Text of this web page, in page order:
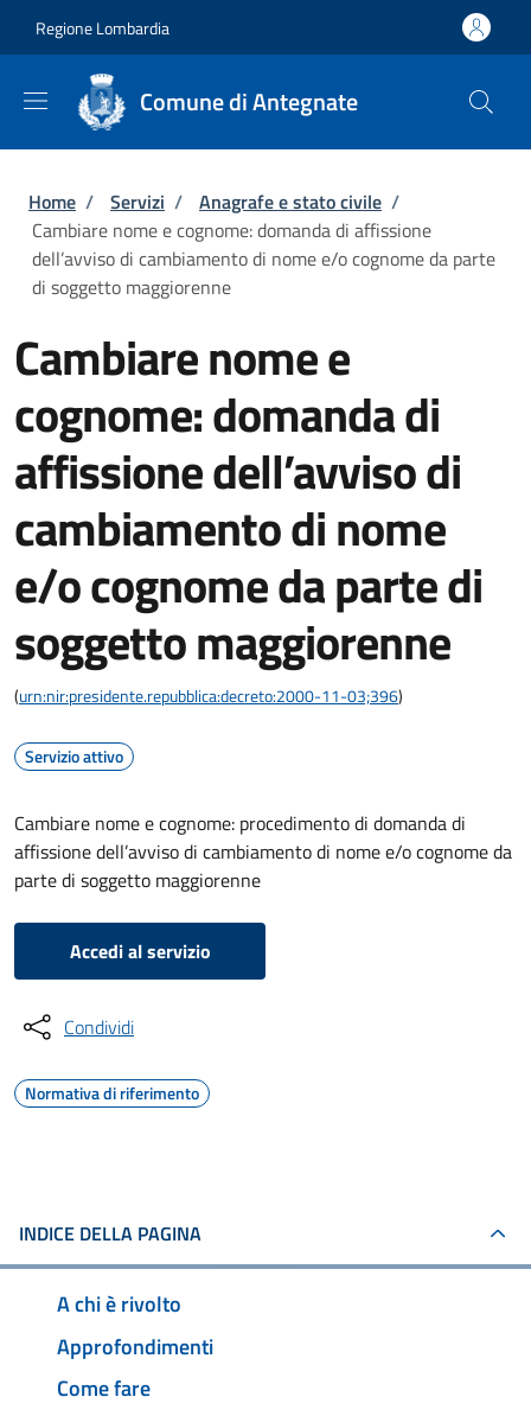
Regione Lombardia
Comune di Antegnate
Briciole di pane
Home / Servizi / Anagrafe e stato civile /
Cambiare nome e cognome: domanda di affissione
dell’avviso di cambiamento di nome e/o cognome da parte
di soggetto maggiorenne
Cambiare nome e
cognome: domanda di
affissione dell’avviso di
cambiamento di nome
e/o cognome da parte di
soggetto maggiorenne
(urn:nir:presidente.repubblica:decreto:2000-11-03;396)
Servizio attivo
Cambiare nome e cognome: procedimento di domanda di
affissione dell’avviso di cambiamento di nome e/o cognome da
parte di soggetto maggiorenne
Accedi al servizio
Condividi
Normativa di riferimento
INDICE DELLA PAGINA
A chi è rivolto
Approfondimenti
Come fare